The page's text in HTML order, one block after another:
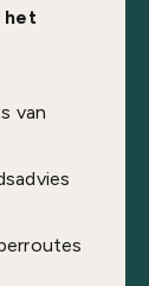
het
van